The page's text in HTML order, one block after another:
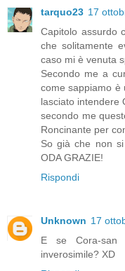
tarquo23 17
Capitolo assurdo
che solitamente
caso mi è venuta
Secondo me a
come sappiamo è
lasciato intendere
secondo me
Roncinante per
So già che non
ODA GRAZIE!
Rispondi
Unknown 17
E se Cora-san
inverosimile? XD